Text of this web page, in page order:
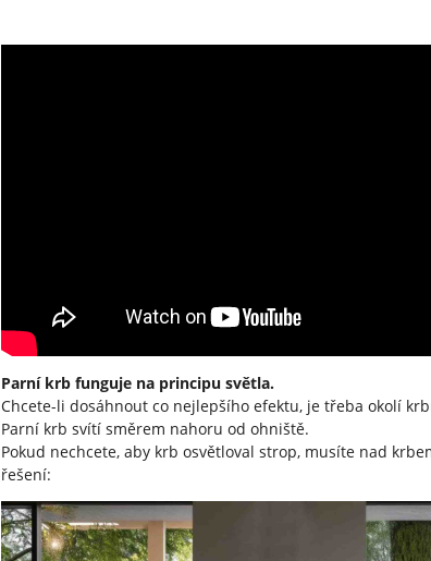
Parní krb funguje na principu světla.
Chcete-li dosáhnout co nejlepšího efektu, je třeba okolí
Parní krb svítí směrem nahoru od ohniště.
Pokud nechcete, aby krb osvětloval strop, musíte nad
řešení: